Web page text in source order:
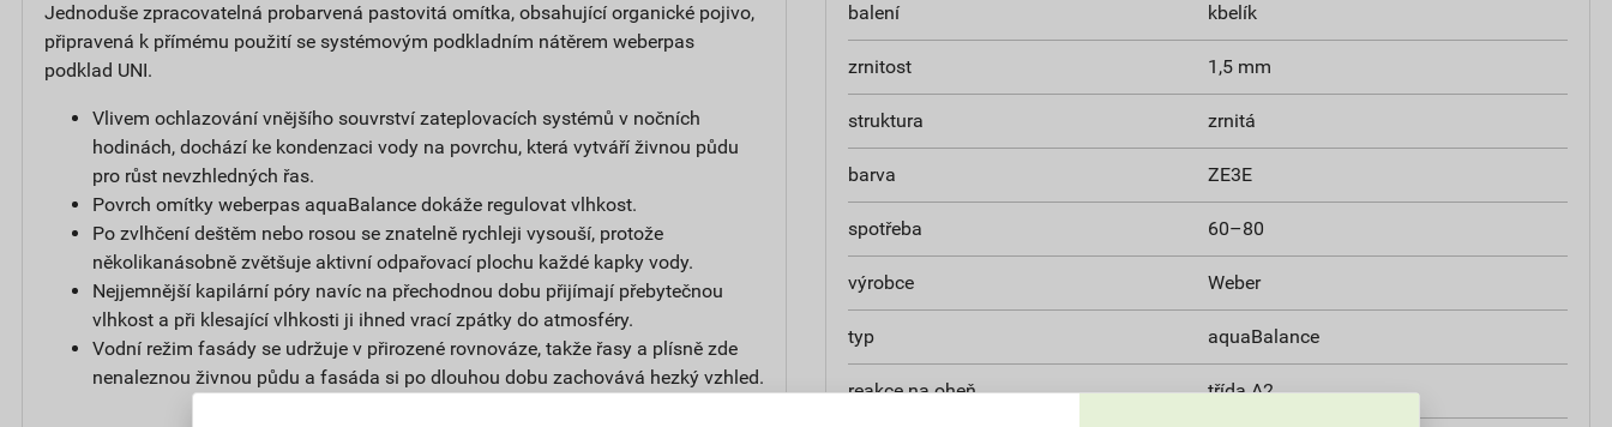
Jednoduše zpracovatelná probarvená pastovitá omítka, obsahující organické pojivo,
připravená k přímému použití se systémovým podkladním nátěrem weberpas
podklad UNI.
Vlivem ochlazování vnějšího souvrství zateplovacích systémů v nočních
hodinách, dochází ke kondenzaci vody na povrchu, která vytváří živnou půdu
pro růst nevzhledných řas.
Povrch omítky weberpas aquaBalance dokáže regulovat vlhkost.
Po zvlhčení deštěm nebo rosou se znatelně rychleji vysouší, protože
několikanásobně zvětšuje aktivní odpařovací plochu každé kapky vody.
Nejjemnější kapilární póry navíc na přechodnou dobu přijímají přebytečnou
vlhkost a při klesající vlhkosti ji ihned vrací zpátky do atmosféry.
Vodní režim fasády se udržuje v přirozené rovnováze, takže řasy a plísně zde
nenaleznou živnou půdu a fasáda si po dlouhou dobu zachovává hezký vzhled.
balení kbelík
zrnitost 1,5 mm
struktura zrnitá
barva ZE3E
spotřeba 60–80
výrobce Weber
typ aquaBalance
reakce na oheň třída A2